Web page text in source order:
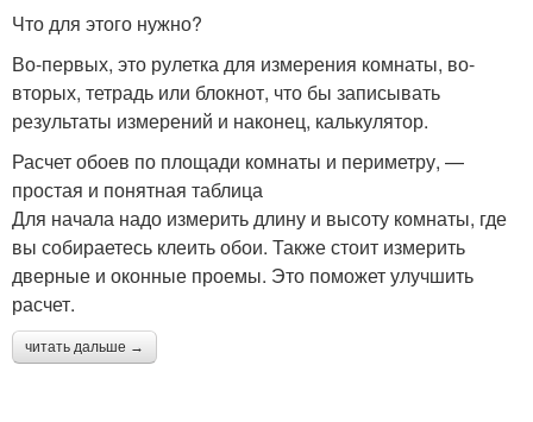
Что для этого нужно?
Во-первых, это рулетка для измерения комнаты, во-
вторых, тетрадь или блокнот, что бы записывать
результаты измерений и наконец, калькулятор.
Расчет обоев по площади комнаты и периметру, —
простая и понятная таблица
Для начала надо измерить длину и высоту комнаты, где
вы собираетесь клеить обои. Также стоит измерить
дверные и оконные проемы. Это поможет улучшить
расчет.
читать дальше →